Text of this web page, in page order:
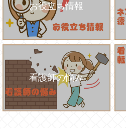
お役立ち情報
看護師の悩み